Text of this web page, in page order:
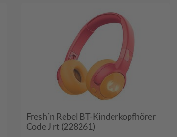
Fresh´n Rebel BT-Kinderkopfhörer
Code J rt (228261)